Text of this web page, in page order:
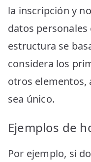
la inscripción y
datos
estructura se
considera los
otros elementos,
sea único.
Ejemplos de
Por ejemplo, si